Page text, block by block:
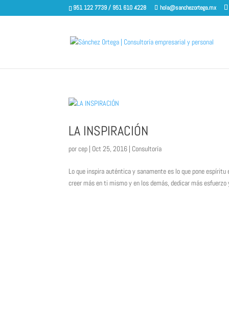
951 122 7739 / 951 610 4228 hola@sanchezortega.mx
LA INSPIRACIÓN
porcep | Oct 25, 2016 | Consultoría
Lo que inspira auténtica y sanamente es lo que pone
creer más en ti mismo y en los demás, dedicar más